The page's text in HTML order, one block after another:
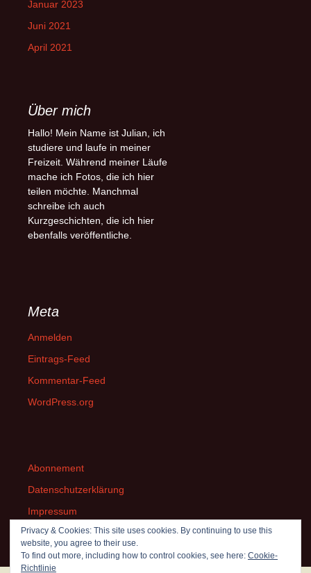
Januar 2023
Juni 2021
April 2021
Über mich
Hallo! Mein Name ist Julian, ich
studiere und laufe in meiner
Freizeit. Während meiner Läufe
mache ich Fotos, die ich hier
teilen möchte. Manchmal
schreibe ich auch
Kurzgeschichten, die ich hier
ebenfalls veröffentliche.
Meta
Anmelden
Eintrags-Feed
Kommentar-Feed
WordPress.org
Abonnement
Datenschutzerklärung
Impressum
Privacy & Cookies: This site uses cookies. By continuing to use this
website, you agree to their use.
To find out more, including how to control cookies, see here: Cookie-
Richtlinie